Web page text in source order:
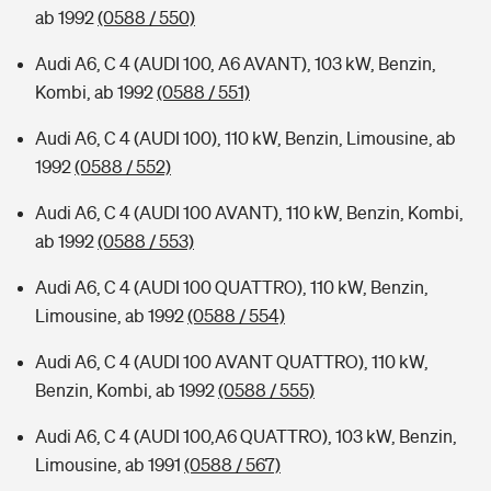
ab 1992(0588 / 550)
Audi A6, C 4 (AUDI 100, A6 AVANT), 103 kW, Benzin,
Kombi, ab 1992(0588 / 551)
Audi A6, C 4 (AUDI 100), 110 kW, Benzin, Limousine, ab
1992(0588 / 552)
Audi A6, C 4 (AUDI 100 AVANT), 110 kW, Benzin, Kombi,
ab 1992(0588 / 553)
Audi A6, C 4 (AUDI 100 QUATTRO), 110 kW, Benzin,
Limousine, ab 1992(0588 / 554)
Audi A6, C 4 (AUDI 100 AVANT QUATTRO), 110 kW,
Benzin, Kombi, ab 1992(0588 / 555)
Audi A6, C 4 (AUDI 100,A6 QUATTRO), 103 kW, Benzin,
Limousine, ab 1991 (0588 / 567)